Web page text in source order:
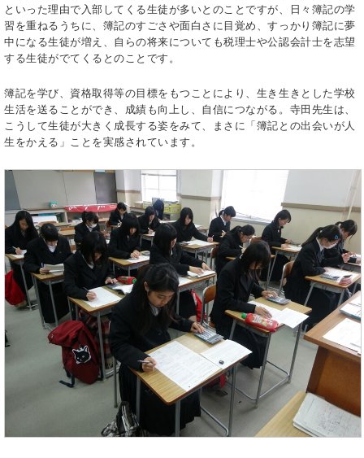
といった理由で入部してくる生徒が多いとのことですが、日々簿記の学
習を重ねるうちに、簿記のすごさや面白さに目覚め、すっかり簿記に夢
中になる生徒が増え、自らの将来についても税理士や公認会計士を志望
する生徒がでてくるとのことです。
簿記を学び、資格取得等の目標をもつことにより、生き生きとした学校
生活を送ることができ、成績も向上し、自信につながる。寺田先生は、
こうして生徒が大きく成長する姿をみて、まさに「簿記との出会いが人
生をかえる」ことを実感されています。